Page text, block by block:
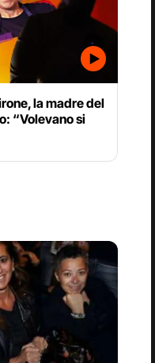
la madre del
“Volevano si